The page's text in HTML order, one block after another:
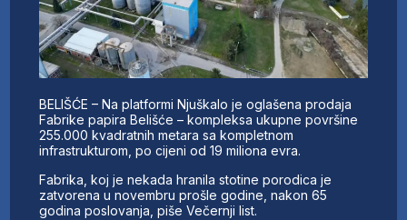
BELIŠĆE – Na platformi Njuškalo je oglašena prodaja
Fabrike papira Belišće – kompleksa ukupne površine
255.000 kvadratnih metara sa kompletnom
infrastrukturom, po cijeni od 19 miliona evra.
Fabrika, koj je nekada hranila stotine porodica je
zatvorena u novembru prošle godine, nakon 65
godina poslovanja, piše Večernji list.